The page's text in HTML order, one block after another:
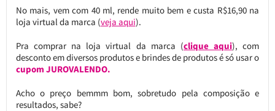
No mais, vem com 40 ml, rende muito bem e custa R$16,90 na
loja virtual da marca (veja aqui).
Pra comprar na loja virtual da marca (clique aqui), com
desconto em diversos produtos e brindes de produtos é só usar o
cupom JUROVALENDO.
Acho o preço bemmm bom, sobretudo pela composição e
resultados, sabe?